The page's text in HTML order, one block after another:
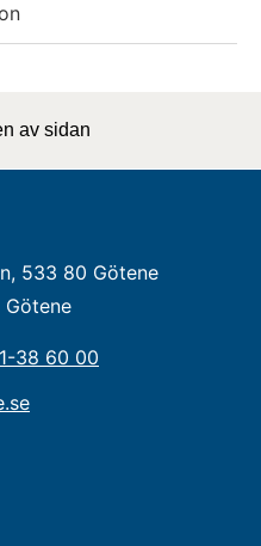
av sidan
533 80 Götene
Götene
38 60 00